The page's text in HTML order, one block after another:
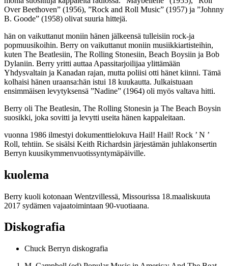
Over Beethoven” (1956), ”Rock and Roll Music” (1957) ja ”Johnny
B. Goode” (1958) olivat suuria hittejä.
hän on vaikuttanut moniin hänen jälkeensä tulleisiin rock-ja
popmuusikoihin. Berry on vaikuttanut moniin musiikkiartisteihin,
kuten The Beatlesiin, The Rolling Stonesiin, Beach Boysiin ja Bob
Dylaniin. Berry yritti auttaa Apassitarjoilijaa ylittämään
Yhdysvaltain ja Kanadan rajan, mutta poliisi otti hänet kiinni. Tämä
kolhaisi hänen uraansa:hän istui 18 kuukautta. Julkaistuaan
ensimmäisen levytyksensä ”Nadine” (1964) oli myös valtava hitti.
Berry oli The Beatlesin, The Rolling Stonesin ja The Beach Boysin
suosikki, joka sovitti ja levytti useita hänen kappaleitaan.
vuonna 1986 ilmestyi dokumenttielokuva Hail! Hail! Rock ’ N ’
Roll, tehtiin. Se sisälsi Keith Richardsin järjestämän juhlakonsertin
Berryn kuusikymmenvuotissyntymäpäiville.
kuolema
Berry kuoli kotonaan Wentzvillessä, Missourissa 18.maaliskuuta
2017 sydämen vajaatoimintaan 90-vuotiaana.
Diskografia
Chuck Berryn diskografia